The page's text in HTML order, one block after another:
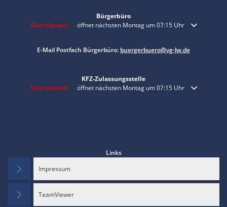
Bürgerbüro
Klicken, um weitere Öffnungs- oder Schließzeiten auszublenden
Geschlossen: öffnet nächsten Montag um 07:15 Uhr
E-Mail Postfach Bürgerbüro: buergerbuero@vg-lw.de
KFZ-Zulassungsstelle
Klicken, um weitere Öffnungs- oder Schließzeiten auszublenden
Geschlossen: öffnet nächsten Montag um 07:15 Uhr
Links
Impressum
TeamViewer